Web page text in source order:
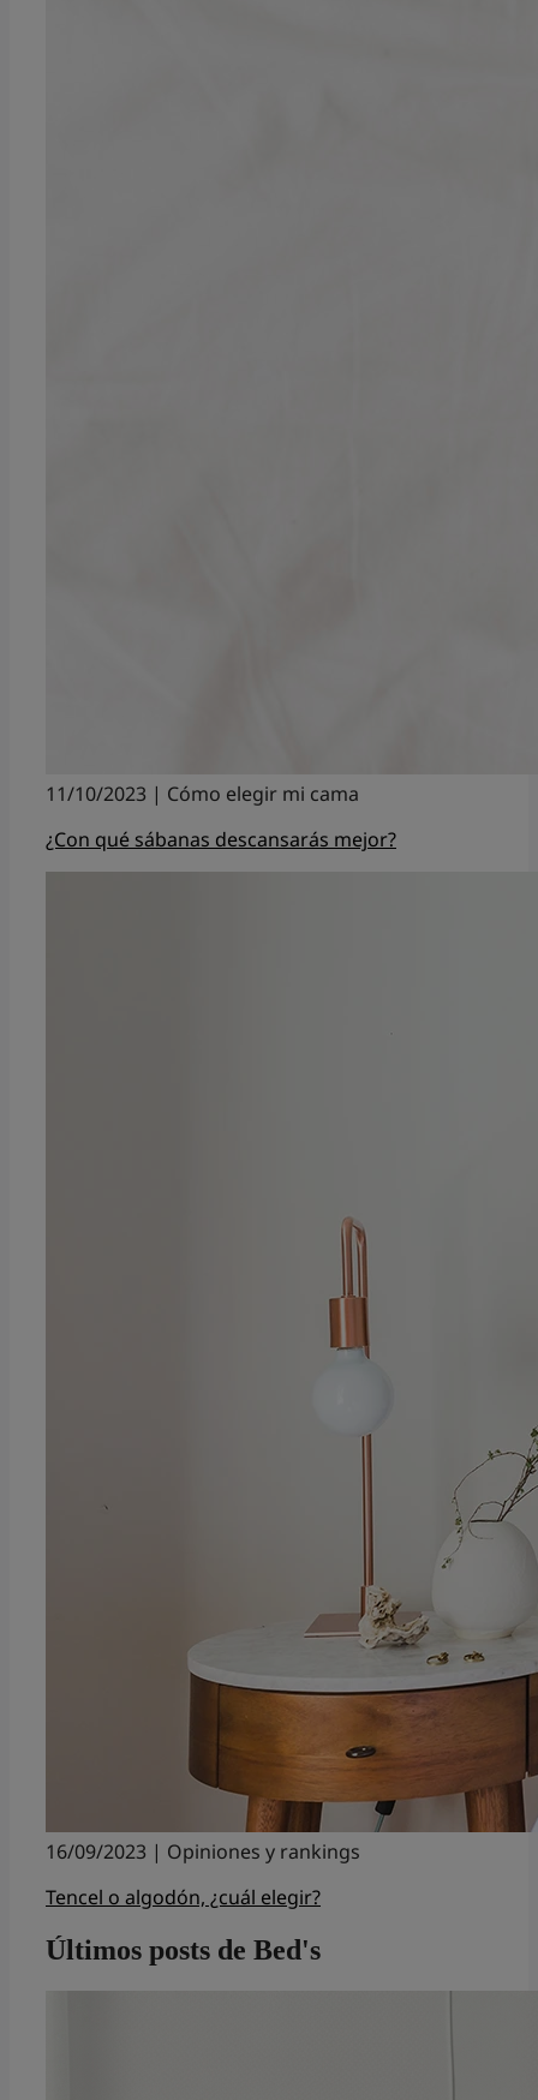
11/10/2023 | Cómo elegir mi cama
¿Con qué sábanas descansarás mejor?
16/09/2023 | Opiniones y rankings
Tencel o algodón, ¿cuál elegir?
Últimos posts de Bed's